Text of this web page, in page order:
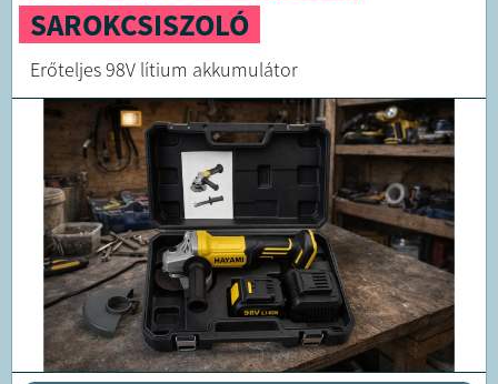
SAROKCSISZOLÓ
Erőteljes 98V lítium akkumulátor